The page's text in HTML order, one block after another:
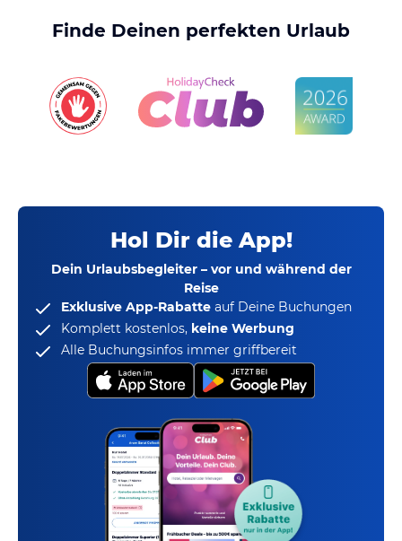
Finde Deinen perfekten Urlaub
Hol Dir die App!
Dein Urlaubsbegleiter – vor und während der
Reise
Exklusive App-Rabatte auf Deine Buchungen
Komplett kostenlos, keine Werbung
Alle Buchungsinfos immer griffbereit